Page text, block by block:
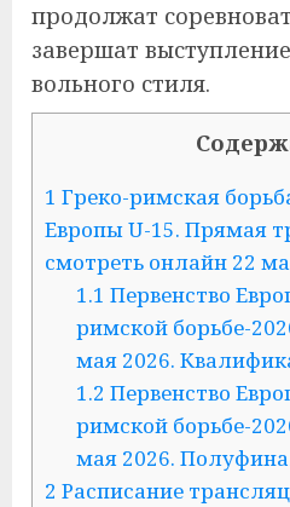
продолжат
завершат
вольного стиля.
1 Греко-римская
Европы U-15. Прямая
смотреть онлайн 22
1.1 Первенство
римской борьбе-
мая 2026.
1.2 Первенство
римской борьбе-
мая 2026.
2 Расписание